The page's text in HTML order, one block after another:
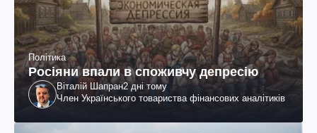
Політика
Росіяни впали в споживчу депресію
Віталій Шапран2 дні тому
Член Українського товариства фінансових аналітиків